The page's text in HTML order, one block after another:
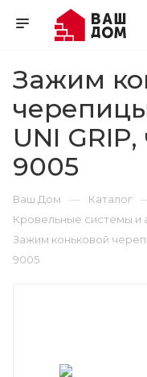
Зажим
UNI
9005
Ваш Дом — Каталог
Кровельные системы и
Зажим коньковой
9005